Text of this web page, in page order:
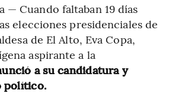
— Cuando faltaban 19 días
elecciones presidenciales de
de El Alto, Eva Copa,
aspirante a la
a su candidatura y
político.